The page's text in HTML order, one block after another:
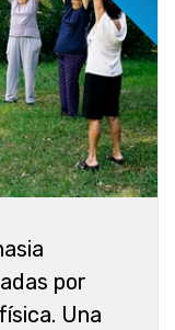
por
Una